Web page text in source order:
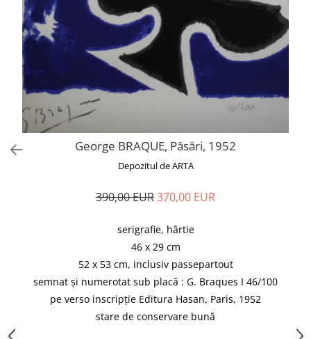
George BRAQUE, Păsări, 1952
Depozitul de ARTA
390,00 EUR370,00 EUR
serigrafie, hârtie
46 x 29 cm
52 x 53 cm, inclusiv passepartout
semnat și numerotat sub placă : G. Braques I 46/100
pe verso inscripție Editura Hasan, Paris, 1952
stare de conservare bună